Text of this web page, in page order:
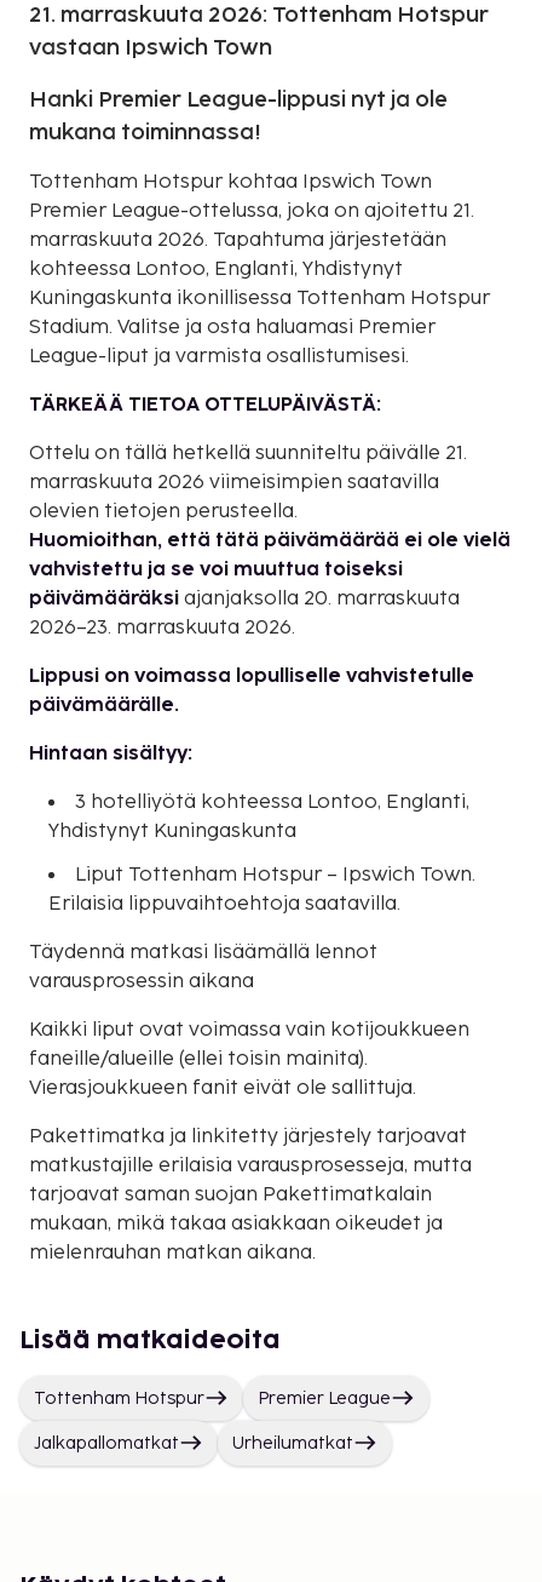
21. marraskuuta 2026: Tottenham Hotspur
vastaan Ipswich Town
Hanki Premier League-lippusi nyt ja ole
mukana toiminnassa!
Tottenham Hotspur kohtaa Ipswich Town
Premier League-ottelussa, joka on ajoitettu 21.
marraskuuta 2026. Tapahtuma järjestetään
kohteessa Lontoo, Englanti, Yhdistynyt
Kuningaskunta ikonillisessa Tottenham Hotspur
Stadium. Valitse ja osta haluamasi Premier
League-liput ja varmista osallistumisesi.
TÄRKEÄÄ TIETOA OTTELUPÄIVÄSTÄ:
Ottelu on tällä hetkellä suunniteltu päivälle 21.
marraskuuta 2026 viimeisimpien saatavilla
olevien tietojen perusteella.
Huomioithan, että tätä päivämäärää ei ole vielä
vahvistettu ja se voi muuttua toiseksi
päivämääräksi ajanjaksolla 20. marraskuuta
2026–23. marraskuuta 2026.
Lippusi on voimassa lopulliselle vahvistetulle
päivämäärälle.
Hintaan sisältyy:
3 hotelliyötä kohteessa Lontoo, Englanti,
Yhdistynyt Kuningaskunta
Liput Tottenham Hotspur – Ipswich Town.
Erilaisia lippuvaihtoehtoja saatavilla.
Täydennä matkasi lisäämällä lennot
varausprosessin aikana
Kaikki liput ovat voimassa vain kotijoukkueen
faneille/alueille (ellei toisin mainita).
Vierasjoukkueen fanit eivät ole sallittuja.
Pakettimatka ja linkitetty järjestely tarjoavat
matkustajille erilaisia varausprosesseja, mutta
tarjoavat saman suojan Pakettimatkalain
mukaan, mikä takaa asiakkaan oikeudet ja
mielenrauhan matkan aikana.
Lisää matkaideoita
Tottenham Hotspur Premier League
Jalkapallomatkat Urheilumatkat